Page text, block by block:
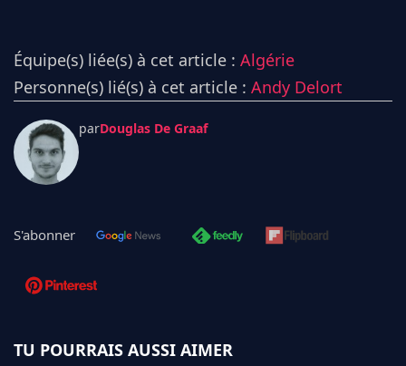
Équipe(s) liée(s) à cet article : Algérie
Personne(s) lié(s) à cet article : Andy Delort
parDouglas De Graaf
S'abonner
TU POURRAIS AUSSI AIMER